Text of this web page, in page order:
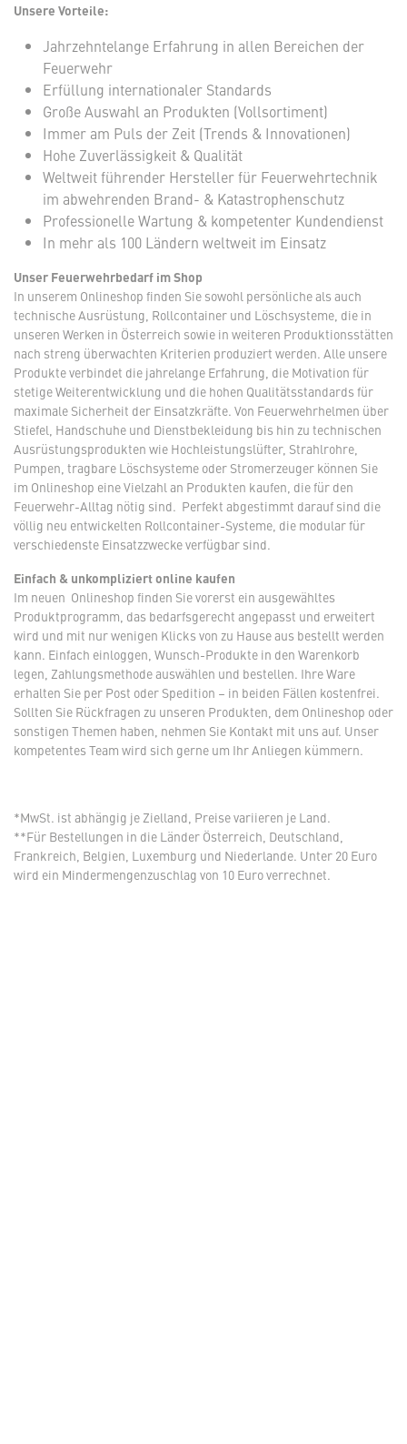
Unsere Vorteile:
Jahrzehntelange Erfahrung in allen Bereichen der
Feuerwehr
Erfüllung internationaler Standards
Große Auswahl an Produkten (Vollsortiment)
Immer am Puls der Zeit (Trends & Innovationen)
Hohe Zuverlässigkeit & Qualität
Weltweit führender Hersteller für Feuerwehrtechnik
im abwehrenden Brand- & Katastrophenschutz
Professionelle Wartung & kompetenter Kundendienst
In mehr als 100 Ländern weltweit im Einsatz
Unser Feuerwehrbedarf im Shop
In unserem Onlineshop finden Sie sowohl persönliche als auch
technische Ausrüstung, Rollcontainer und Löschsysteme, die in
unseren Werken in Österreich sowie in weiteren Produktionsstätten
nach streng überwachten Kriterien produziert werden. Alle unsere
Produkte verbindet die jahrelange Erfahrung, die Motivation für
stetige Weiterentwicklung und die hohen Qualitätsstandards für
maximale Sicherheit der Einsatzkräfte. Von Feuerwehrhelmen über
Stiefel, Handschuhe und Dienstbekleidung bis hin zu technischen
Ausrüstungsprodukten wie Hochleistungslüfter, Strahlrohre,
Pumpen, tragbare Löschsysteme oder Stromerzeuger können Sie
im Onlineshop eine Vielzahl an Produkten kaufen, die für den
Feuerwehr-Alltag nötig sind. Perfekt abgestimmt darauf sind die
völlig neu entwickelten Rollcontainer-Systeme, die modular für
verschiedenste Einsatzzwecke verfügbar sind.
Einfach & unkompliziert online kaufen
Im neuen Onlineshop finden Sie vorerst ein ausgewähltes
Produktprogramm, das bedarfsgerecht angepasst und erweitert
wird und mit nur wenigen Klicks von zu Hause aus bestellt werden
kann. Einfach einloggen, Wunsch-Produkte in den Warenkorb
legen, Zahlungsmethode auswählen und bestellen. Ihre Ware
erhalten Sie per Post oder Spedition – in beiden Fällen kostenfrei.
Sollten Sie Rückfragen zu unseren Produkten, dem Onlineshop oder
sonstigen Themen haben, nehmen Sie Kontakt mit uns auf. Unser
kompetentes Team wird sich gerne um Ihr Anliegen kümmern.
*MwSt. ist abhängig je Zielland, Preise variieren je Land.
**Für Bestellungen in die Länder Österreich, Deutschland,
Frankreich, Belgien, Luxemburg und Niederlande. Unter 20 Euro
wird ein Mindermengenzuschlag von 10 Euro verrechnet.